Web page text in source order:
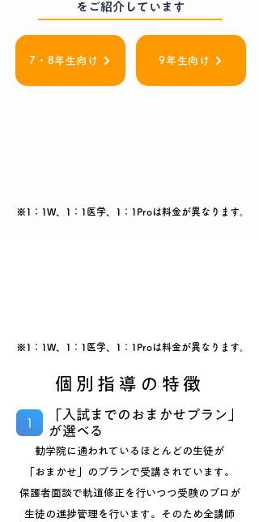
​をご紹介しています
7・8年生向け 9年生向け
※1：1W、1：1医学、1：1Proは料金が異なります。
※1：1W、1：1医学、1：1Proは料金が異なります。
個別指導の特徴
1
「入試までのおまかせプラン」
が選べる
勧学院に通われているほとんどの生徒が
「おまかせ」のプランで受講されています。
保護者面談で軌道修正を行いつつ受験のプロが
生徒の進捗管理を行います。そのため全講師